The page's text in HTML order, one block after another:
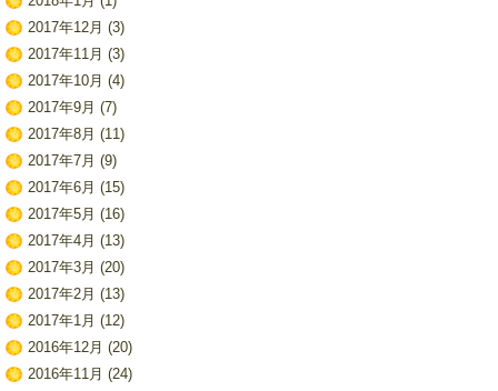
2017年12月 (3)
2017年11月 (3)
2017年10月 (4)
2017年9月 (7)
2017年8月 (11)
2017年7月 (9)
2017年6月 (15)
2017年5月 (16)
2017年4月 (13)
2017年3月 (20)
2017年2月 (13)
2017年1月 (12)
2016年12月 (20)
2016年11月 (24)